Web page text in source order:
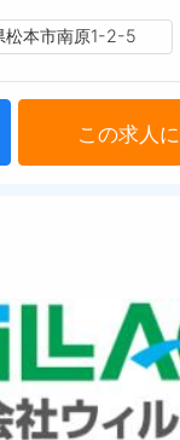
の書き方・面接対策な
松本市南原1-2-5
この求人